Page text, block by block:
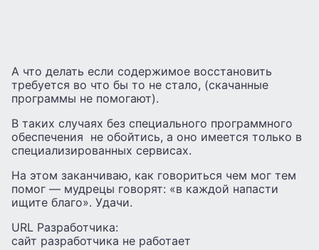
А что делать если содержимое восстановить
требуется во что бы то не стало, (скачанные
программы не помогают).
В таких случаях без специального программного
обеспечения не обойтись, а оно имеется только в
специализированных сервисах.
На этом заканчиваю, как говориться чем мог тем
помог — мудрецы говорят: «в каждой напасти
ищите благо». Удачи.
URL Разработчика:
сайт разработчика не работает